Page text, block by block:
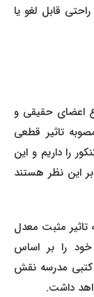
قابل لغو یا
حقیقی و
تاثیر قطعی
داریم و این
نظر هستند
مثبت معدل
را بر اساس
مدرسه نقش
داشت.